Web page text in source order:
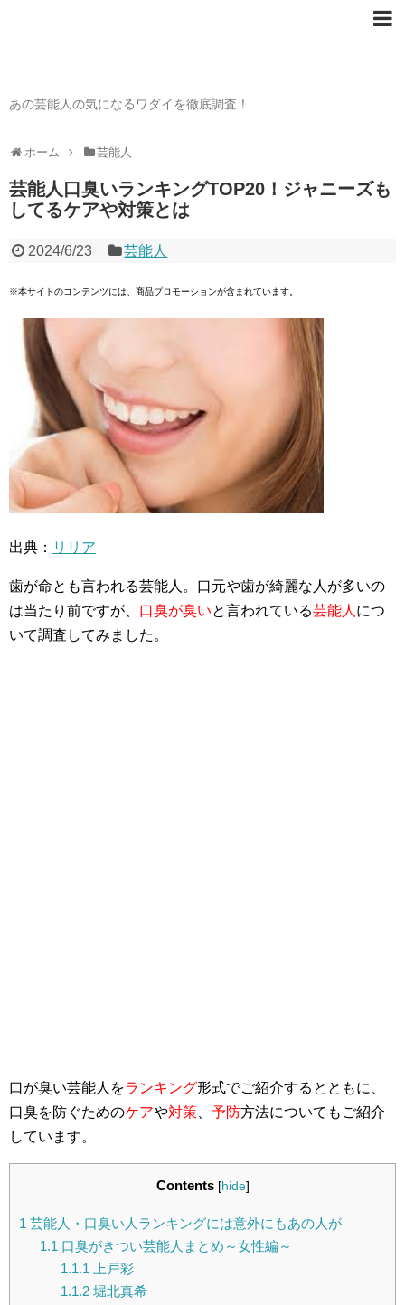
あの芸能人の気になるワダイを徹底調査！
ホーム 芸能人
芸能人口臭いランキングTOP20！ジャニーズも
してるケアや対策とは
2024/6/23 芸能人
※本サイトのコンテンツには、商品プロモーションが含まれています。
出典： リリア
歯が命とも言われる芸能人。口元や歯が綺麗な人が多いの
は当たり前ですが、 口臭が臭いと言われている芸能人 につ
いて調査してみました。
口が臭い芸能人をランキング形式でご紹介するとともに、
口臭を防ぐためのケアや対策 予防方法についてもご紹介
しています。
Contents [hide]
1 芸能人・口臭い人ランキングには意外にもあの人が
1.1 口臭がきつい芸能人まとめ～女性編～
1.1.1 上戸彩
1.1.2堀北真希